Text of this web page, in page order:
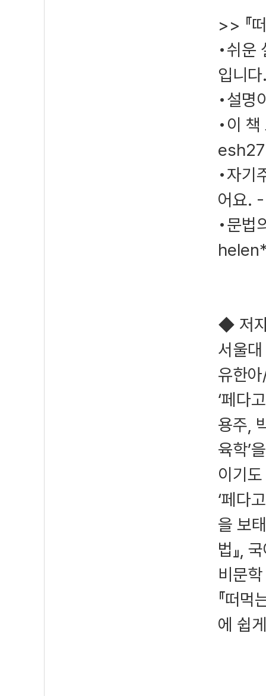
>> 『
•쉬운
입니
•설명
•이
•자기
어요.
•문법
◆ 저
서울
유한
‘페다
용주,
육학’
이기
‘페다
을 보
법』,
비문
『떠
에 쉽